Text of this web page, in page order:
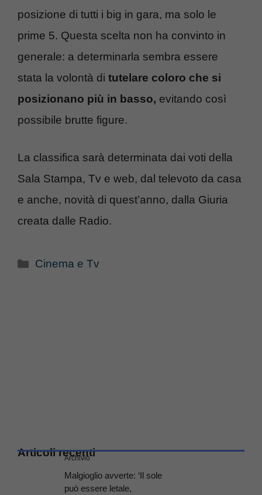
posizione di tutti i big in gara, ma solo le
prime 5. Questa scelta non ha convinto in
generale: a determinarla sembra essere
stata la volontà di tutelare coloro che si
posizionano più in basso, evitando così
possibile brutte figure.
La classifica sarà determinata dai voti della
Sala Stampa, Tv e web, dal televoto da casa
e anche, novità di quest’anno, dalla Giuria
creata dalle Radio.
Categorie
Cinema e Tv
Articoli recenti
Archivio
Malgioglio avverte: ‘Il sole
può essere letale,